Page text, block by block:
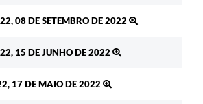
08 DE SETEMBRO DE 2022
15 DE JUNHO DE 2022
17 DE MAIO DE 2022